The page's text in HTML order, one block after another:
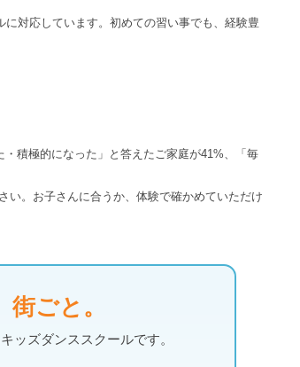
対応しています。初めての習い事でも、経験豊
積極的になった」と答えたご家庭が41%、「毎
い。お子さんに合うか、体験で確かめていただけ
街ごと。
キッズダンススクールです。